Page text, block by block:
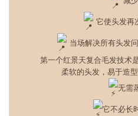
它使头发再
当场解决所有头发
第一个红景天复合毛发技术
柔软的头发，易于造
无需
它不必长